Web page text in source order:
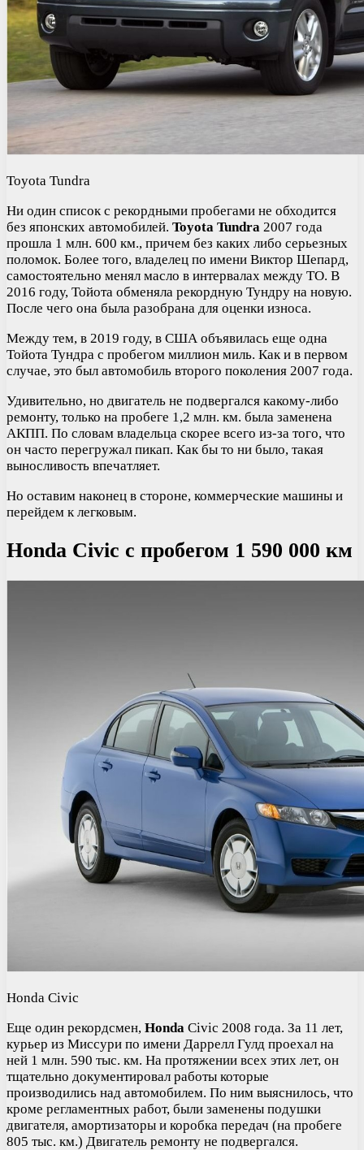
Toyota Tundra
Ни один список с рекордными пробегами не обходится
без японских автомобилей. Toyota Tundra 2007 года
прошла 1 млн. 600 км., причем без каких либо серьезных
поломок. Более того, владелец по имени Виктор Шепард,
самостоятельно менял масло в интервалах между ТО. В
2016 году, Тойота обменяла рекордную Тундру на новую.
После чего она была разобрана для оценки износа.
Между тем, в 2019 году, в США объявилась еще одна
Тойота Тундра с пробегом миллион миль. Как и в первом
случае, это был автомобиль второго поколения 2007 года.
Удивительно, но двигатель не подвергался какому-либо
ремонту, только на пробеге 1,2 млн. км. была заменена
АКПП. По словам владельца скорее всего из-за того, что
он часто перегружал пикап. Как бы то ни было, такая
выносливость впечатляет.
Но оставим наконец в стороне, коммерческие машины и
перейдем к легковым.
Honda Civic с пробегом 1 590 000 км
Honda Civic
Еще один рекордсмен, Honda Civic 2008 года. За 11 лет,
курьер из Миссури по имени Даррелл Гулд проехал на
ней 1 млн. 590 тыс. км. На протяжении всех этих лет, он
тщательно документировал работы которые
производились над автомобилем. По ним выяснилось, что
кроме регламентных работ, были заменены подушки
двигателя, амортизаторы и коробка передач (на пробеге
805 тыс. км.) Двигатель ремонту не подвергался.